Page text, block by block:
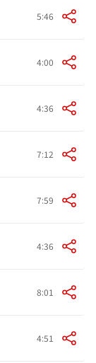
5:46
4:00
4:36
7:12
7:59
4:36
8:01
4:51